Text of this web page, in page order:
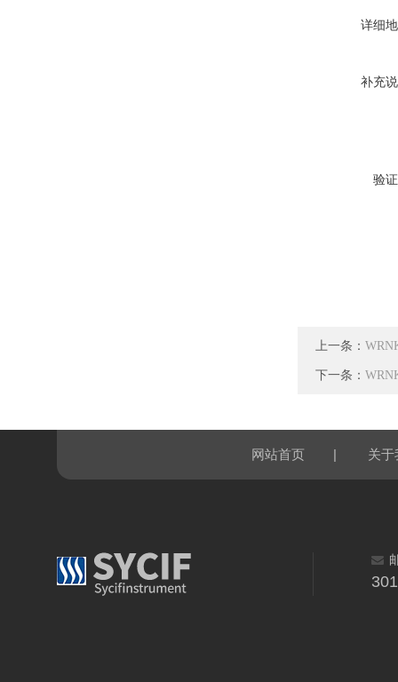
详细
补充
验
上一条：
下一条：
网站首页 | 关于